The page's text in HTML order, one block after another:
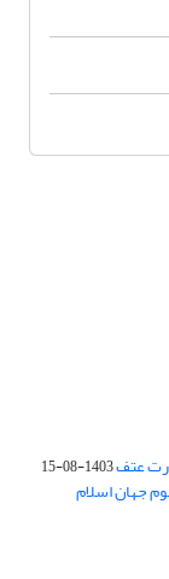
عتف1403-08-15
جهان اسلام